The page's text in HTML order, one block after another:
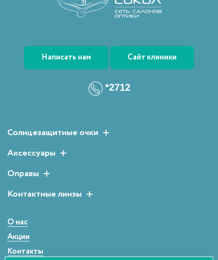
Написать нам Сайт клиники
*2712
Солнцезащитные очки
Мужские солнцезащитные очки
Детские солнцезащитные очки
Аксессуары
Аксессуары для очков
Оправы
Детские оправы
Контактные линзы
Однодневные
Сферические
О нас
Акции
Контакты